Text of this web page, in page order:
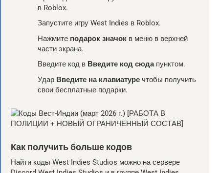
в Roblox.
Запустите игру West Indies в Roblox.
Нажмите подарок значок в меню в верхней
части экрана.
Введите код в Введите код сюдапунктом.
Удар Введите на клавиатуре чтобы получить
свои бесплатные подарки.
Как получить больше кодов
Найти коды West Indies Studios можно на сервере